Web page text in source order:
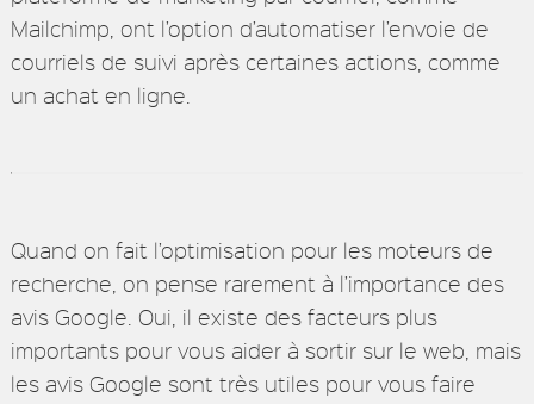
Mailchimp, ont l’option d’automatiser l’envoie de
courriels de suivi après certaines actions, comme
un achat en ligne.
Quand on fait l’optimisation pour les moteurs de
recherche, on pense rarement à l’importance des
avis Google. Oui, il existe des facteurs plus
importants pour vous aider à sortir sur le web, mais
les avis Google sont très utiles pour vous faire